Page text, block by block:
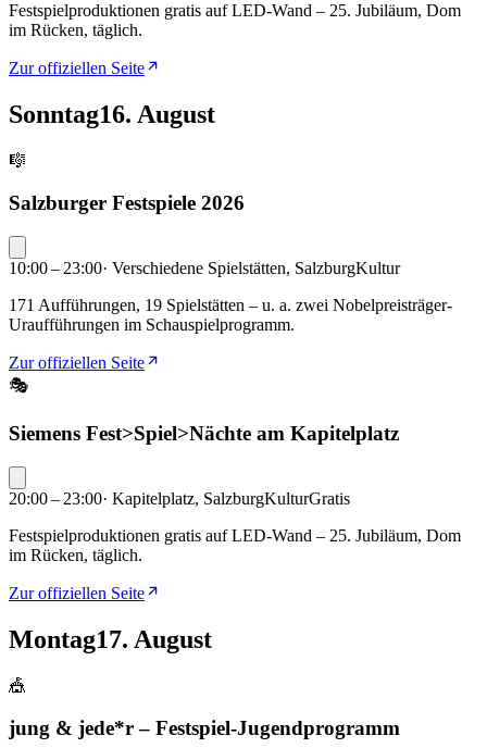
Festspielproduktionen gratis auf LED-Wand – 25. Jubiläum, Dom
im Rücken, täglich.
Zur offiziellen Seite
Sonntag16. August
🎼
Salzburger Festspiele 2026
10:00 – 23:00· Verschiedene Spielstätten, SalzburgKultur
171 Aufführungen, 19 Spielstätten – u. a. zwei Nobelpreisträger-
Uraufführungen im Schauspielprogramm.
Zur offiziellen Seite
🎭
Siemens Fest>Spiel>Nächte am Kapitelplatz
20:00 – 23:00· Kapitelplatz, SalzburgKulturGratis
Festspielproduktionen gratis auf LED-Wand – 25. Jubiläum, Dom
im Rücken, täglich.
Zur offiziellen Seite
Montag17. August
🎪
jung & jede*r – Festspiel-Jugendprogramm